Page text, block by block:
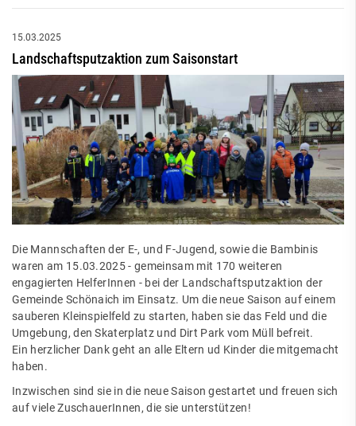
15.03.2025
Landschaftsputzaktion zum Saisonstart
Die Mannschaften der E-, und F-Jugend, sowie die Bambinis
waren am 15.03.2025 - gemeinsam mit 170 weiteren
engagierten HelferInnen - bei der Landschaftsputzaktion der
Gemeinde Schönaich im Einsatz. Um die neue Saison auf einem
sauberen Kleinspielfeld zu starten, haben sie das Feld und die
Umgebung, den Skaterplatz und Dirt Park vom Müll befreit.
Ein herzlicher Dank geht an alle Eltern ud Kinder die mitgemacht
haben.
Inzwischen sind sie in die neue Saison gestartet und freuen sich
auf viele ZuschauerInnen, die sie unterstützen!